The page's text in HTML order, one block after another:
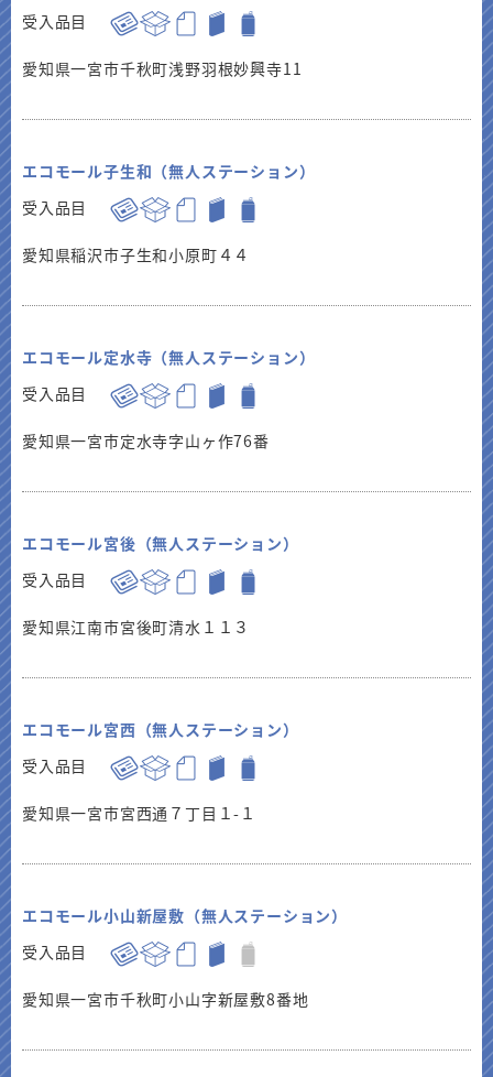
受入品目
愛知県一宮市千秋町浅野羽根妙興寺11
エコモール子生和（無人ステーション）
受入品目
愛知県稲沢市子生和小原町４４
エコモール定水寺（無人ステーション）
受入品目
愛知県一宮市定水寺字山ヶ作76番
エコモール宮後（無人ステーション）
受入品目
愛知県江南市宮後町清水１１３
エコモール宮西（無人ステーション）
受入品目
愛知県一宮市宮西通７丁目１-１
エコモール小山新屋敷（無人ステーション）
受入品目
愛知県一宮市千秋町小山字新屋敷8番地